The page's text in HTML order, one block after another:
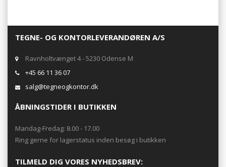
TEGNE- OG KONTORLEVERANDØREN A/S
Ravnholtvænget 4 - 5230 Odense M
+45 66 11 36 07
salg@tegneogkontor.dk
ÅBNINGSTIDER I BUTIKKEN
Mandag-Fredag: 8.00 - 17.00
Ring gerne for lagerstatus inden besøg i butikken
TILMELD DIG VORES NYHEDSBREV: